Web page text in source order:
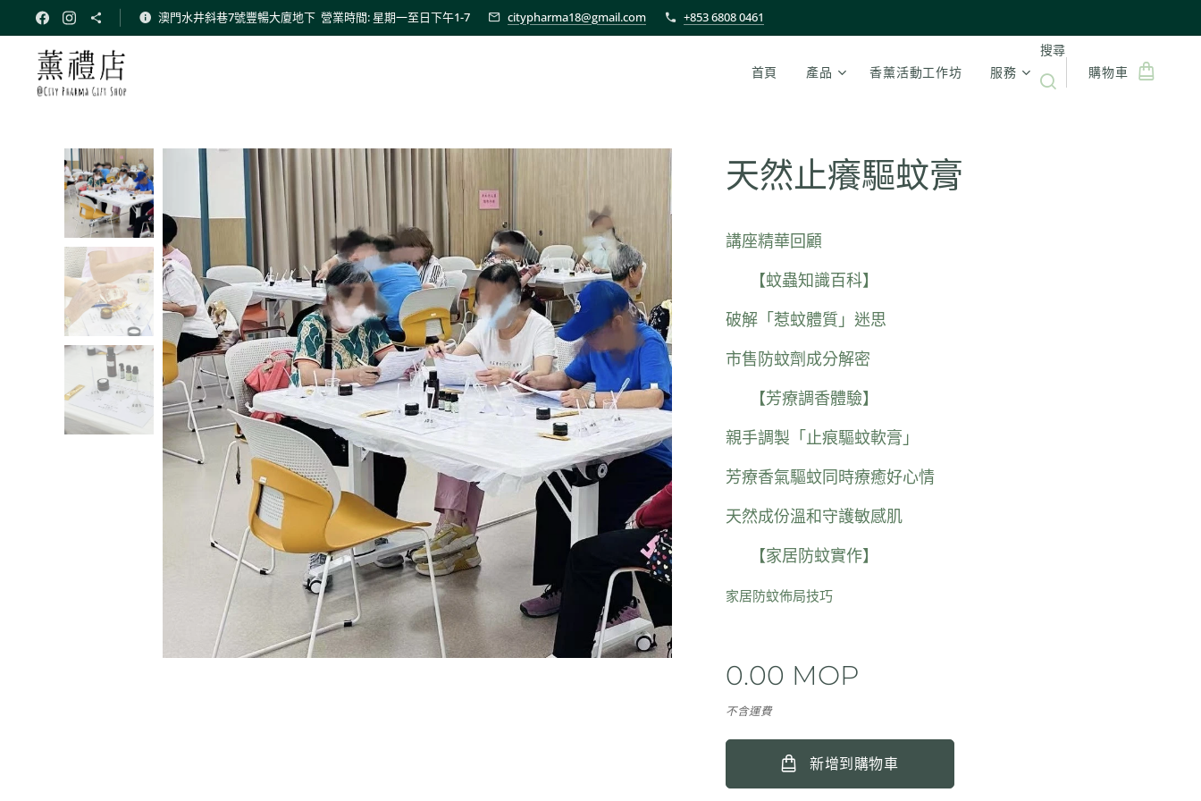
澳門水井斜巷7號豐暢大廈地下 營業時間: 星期一至日下午1-7 citypharma18@gmail.com +853 6808 0461
首頁 產品 香薰活動工作坊 服務
搜尋
購物車
天然止癢驅蚊膏
講座精華回顧
✅ 【蚊蟲知識百科】
破解「惹蚊體質」迷思
市售防蚊劑成分解密
✅ 【芳療調香體驗】
親手調製「止痕驅蚊軟膏」
芳療香氣驅蚊同時療癒好心情
天然成份溫和守護敏感肌
✅ 【家居防蚊實作】
家居防蚊佈局技巧
0.00 MOP
不含運費
新增到購物車